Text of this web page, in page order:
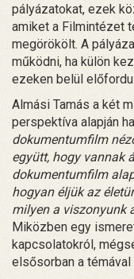
pályázatokat, ezek
amiket a Filmintézet
megörökölt. A
működni, ha külön
ezeken belül
Almási Tamás a két
perspektíva alapján
dokumentumfilm
együtt, hogy vannak
dokumentumfilm
hogyan éljük az
milyen a viszonyunk
Miközben egy
kapcsolatokról,
elsősorban a